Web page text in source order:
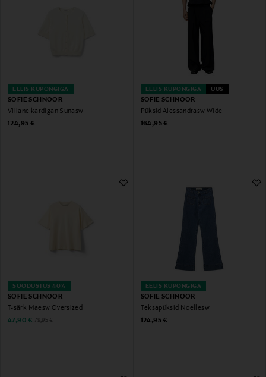
EELIS KUPONGIGA
SOFIE SCHNOOR
Villane kardigan Sunasw
Original Price
124,95 €
EELIS KUPONGIGA UUS
SOFIE SCHNOOR
Püksid Alessandrasw Wide
Original Price
164,95 €
SOODUSTUS 40%
SOFIE SCHNOOR
T-särk Maesw Oversized
Discounted Price
47,90 € Original Price
79,95 €
EELIS KUPONGIGA
SOFIE SCHNOOR
Teksapüksid Noellesw
Original Price
124,95 €